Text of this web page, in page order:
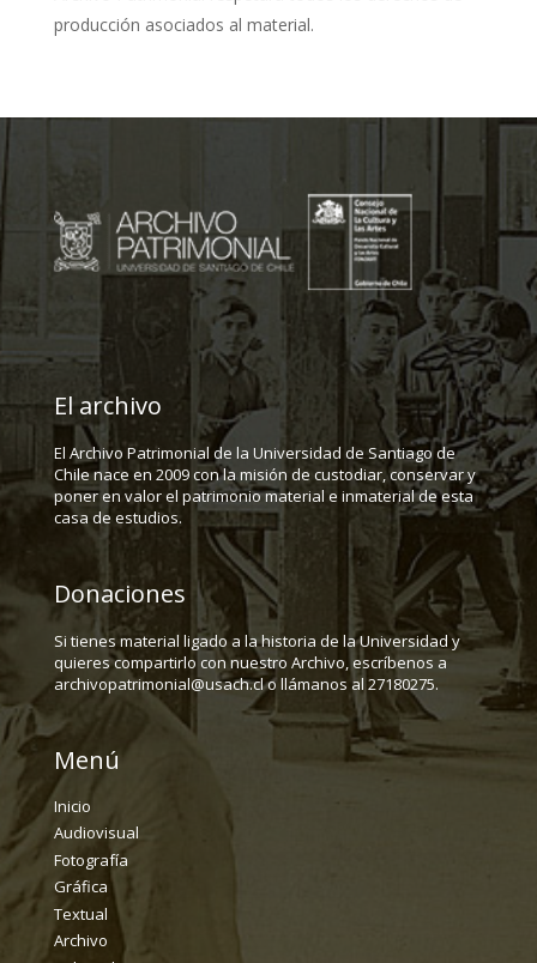
producción asociados al material.
El archivo
El Archivo Patrimonial de la Universidad de Santiago de
Chile nace en 2009 con la misión de custodiar, conservar y
poner en valor el patrimonio material e inmaterial de esta
casa de estudios.
Donaciones
Si tienes material ligado a la historia de la Universidad y
quieres compartirlo con nuestro Archivo, escríbenos a
archivopatrimonial@usach.cl o llámanos al 27180275.
Menú
Inicio
Audiovisual
Fotografía
Gráfica
Textual
Archivo